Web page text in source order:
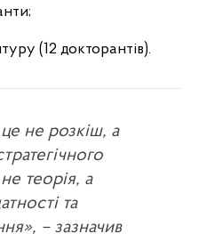
(12 докторантів).
не розкіш, а
теорія, а
та
– зазначив